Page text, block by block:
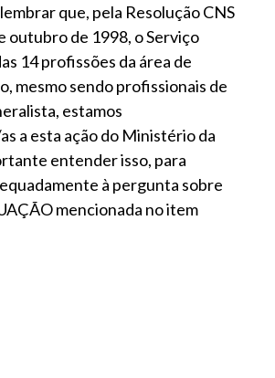
que, pela Resolução CNS
outubro de 1998, o Serviço
14 profissões da área de
mesmo sendo profissionais de
estamos
a esta ação do Ministério da
entender isso, para
à pergunta sobre
mencionada no item